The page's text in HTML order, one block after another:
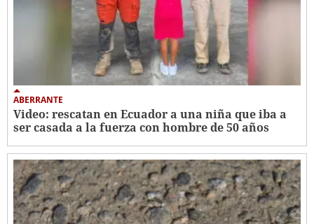
ABERRANTE
Video: rescatan en Ecuador a una niña que iba a
ser casada a la fuerza con hombre de 50 años